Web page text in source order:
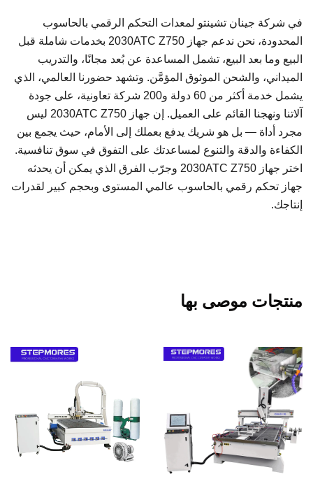
في شركة جينان تشينتو لمعدات التحكم الرقمي بالحاسوب
المحدودة، نحن ندعم جهاز 2030ATC Z750 بخدمات شاملة قبل
البيع وما بعد البيع، تشمل المساعدة عن بُعد مجانًا، والتدريب
الميداني، والشحن الموثوق المؤمَّن. وتشهد حضورنا العالمي، الذي
يشمل خدمة أكثر من 60 دولة و200 شركة تعاونية، على جودة
آلاتنا ونهجنا القائم على العميل. إن جهاز 2030ATC Z750 ليس
مجرد أداة — بل هو شريك يدفع بعملك إلى الأمام، حيث يجمع بين
الكفاءة والدقة والتنوع لمساعدتك على التفوق في سوق تنافسية.
اختر جهاز 2030ATC Z750 وجرّب الفرق الذي يمكن أن يحدثه
جهاز تحكم رقمي بالحاسوب عالمي المستوى وبحجم كبير لقدرات
إنتاجك.
منتجات موصى بها